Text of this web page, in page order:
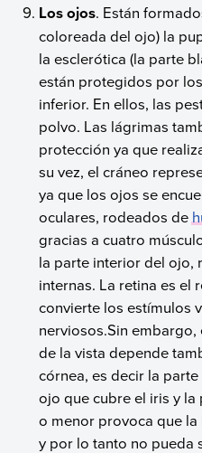
Los ojos. Están
coloreada del ojo) la
la esclerótica (la parte
están protegidos por
inferior. En ellos, las
polvo. Las lágrimas
protección ya que
su vez, el cráneo
ya que los ojos se
oculares, rodeados de
gracias a cuatro
la parte interior del ojo,
internas. La retina es el
convierte los estímulos
nerviosos.Sin
de la vista depende
córnea, es decir la
ojo que cubre el iris y
o menor provoca que
y por lo tanto no pueda